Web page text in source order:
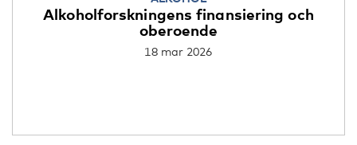
Alkoholforskningens finansiering och
oberoende
18 mar 2026